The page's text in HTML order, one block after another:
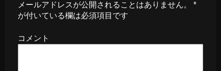
メールアドレスが公開されることはありません。
*
が付いている欄は必須項目です
コメント